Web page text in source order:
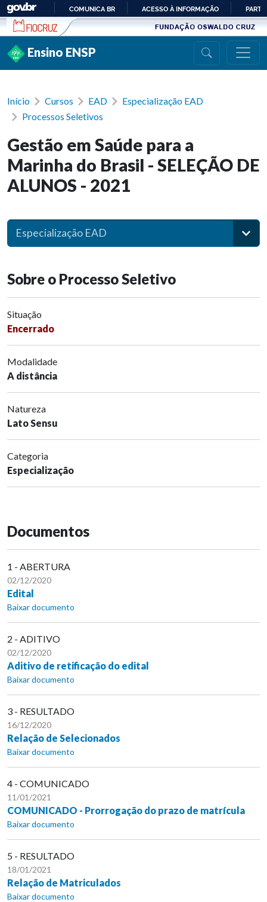
Ir para conteúdo
PARA
COMUNICA BR ACESSO À INFORMAÇÃO
Ensino ENSP
Início Cursos EAD
Especialização EAD
Processos Seletivos
Gestão em Saúde para a
Marinha do Brasil - SELEÇÃO DE
ALUNOS - 2021
Especialização EAD
Sobre o Processo Seletivo
Situação
Encerrado
Modalidade
A distância
Natureza
Lato Sensu
Categoria
Especialização
Documentos
1 - ABERTURA
02/12/2020
Edital
Baixar documento
2 - ADITIVO
02/12/2020
Aditivo de retificação do edital
Baixar documento
3 - RESULTADO
16/12/2020
Relação de Selecionados
Baixar documento
4 - COMUNICADO
11/01/2021
COMUNICADO - Prorrogação do prazo de matrícula
Baixar documento
5 - RESULTADO
18/01/2021
Relação de Matriculados
Baixar documento